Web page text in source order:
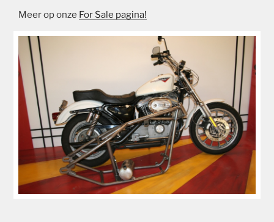
Meer op onze For Sale pagina!